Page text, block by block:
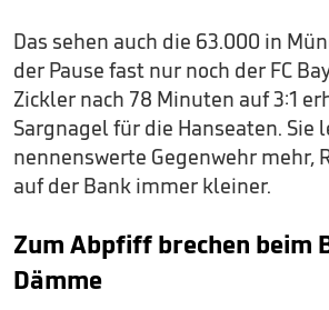
Das sehen auch die 63.000 in
der Pause fast nur noch der FC
Zickler nach 78 Minuten auf 3:1
Sargnagel für die Hanseaten. Sie
nennenswerte Gegenwehr mehr,
auf der Bank immer kleiner.
Zum Abpfiff brechen beim
Dämme